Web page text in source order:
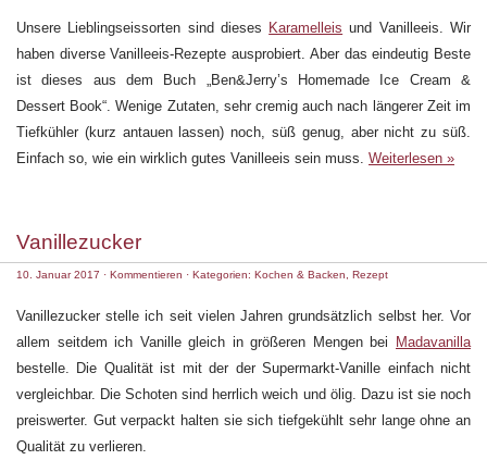
Unsere Lieblingseissorten sind dieses Karamelleis und Vanilleeis. Wir
haben diverse Vanilleeis-Rezepte ausprobiert. Aber das eindeutig Beste
ist dieses aus dem Buch „Ben&Jerry’s Homemade Ice Cream &
Dessert Book“. Wenige Zutaten, sehr cremig auch nach längerer Zeit im
Tiefkühler (kurz antauen lassen) noch, süß genug, aber nicht zu süß.
Einfach so, wie ein wirklich gutes Vanilleeis sein muss. Weiterlesen »
Vanillezucker
10. Januar 2017 · Kommentieren · Kategorien: Kochen & Backen Rezept
Vanillezucker stelle ich seit vielen Jahren grundsätzlich selbst her. Vor
allem seitdem ich Vanille gleich in größeren Mengen bei
Madavanilla
bestelle. Die Qualität ist mit der der Supermarkt-Vanille einfach nicht
vergleichbar. Die Schoten sind herrlich weich und ölig. Dazu ist sie noch
preiswerter. Gut verpackt halten sie sich tiefgekühlt sehr lange ohne an
Qualität zu verlieren.